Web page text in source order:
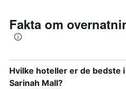
Fakta om
Hvilke hoteller er de bedste
Sarinah Mall?